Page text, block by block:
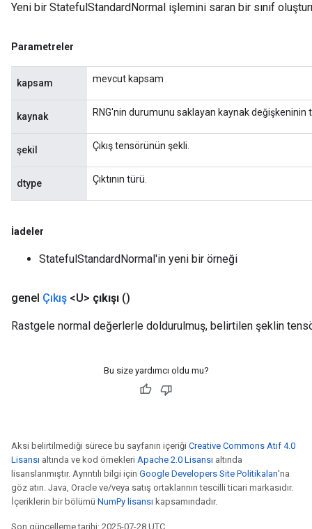
Yeni bir StatefulStandardNormal işlemini saran bir sınıf
Parametreler
kapsam mevcut kapsam
kaynak RNG'nin durumunu saklayan kaynak değişkeninin
şekil Çıkış tensörünün şekli.
dtype Çıktının türü.
İadeler
StatefulStandardNormal'in yeni bir örneği
genel Çıkış <U> çıkışı ()
Rastgele normal değerlerle doldurulmuş, belirtilen şeklin
Bu size yardımcı oldu mu?
Aksi belirtilmediği sürece bu sayfanın içeriği Creative Commons Atıf 4.0
Lisansı altında ve kod örnekleri Apache 2.0 Lisansı altında
lisanslanmıştır. Ayrıntılı bilgi için Google Developers Site Politikaları'na
göz atın. Java, Oracle ve/veya satış ortaklarının tescilli ticari markasıdır.
İçeriklerin bir bölümü NumPy lisansı kapsamındadır.
Son güncelleme tarihi: 2025-07-28 UTC.